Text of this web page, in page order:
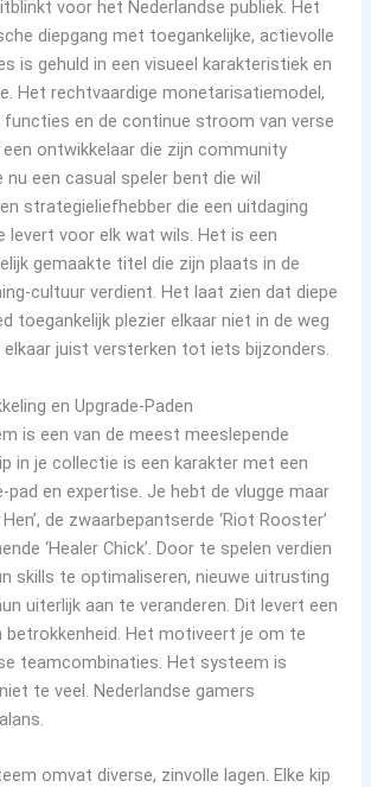
voor het Nederlandse publiek. Het
diepgang met toegankelijke, actievolle
is gehuld in een visueel karakteristiek en
Het rechtvaardige monetarisatiemodel,
en de continue stroom van verse
ontwikkelaar die zijn community
een casual speler bent die wil
strategieliefhebber die een uitdaging
levert voor elk wat wils. Het is een
gemaakte titel die zijn plaats in de
cultuur verdient. Het laat zien dat diepe
toegankelijk plezier elkaar niet in de weg
elkaar juist versterken tot iets bijzonders.
en Upgrade-Paden
is een van de meest meeslepende
in je collectie is een karakter met een
pad en expertise. Je hebt de vlugge maar
de zwaarbepantserde ‘Riot Rooster’
‘Healer Chick’. Door te spelen verdien
skills te optimaliseren, nieuwe uitrusting
uiterlijk aan te veranderen. Dit levert een
betrokkenheid. Het motiveert je om te
teamcombinaties. Het systeem is
te veel. Nederlandse gamers
omvat diverse, zinvolle lagen. Elke kip